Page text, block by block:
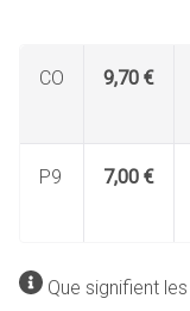
CO 9,70 €
P9 7,00 €
Que signifient